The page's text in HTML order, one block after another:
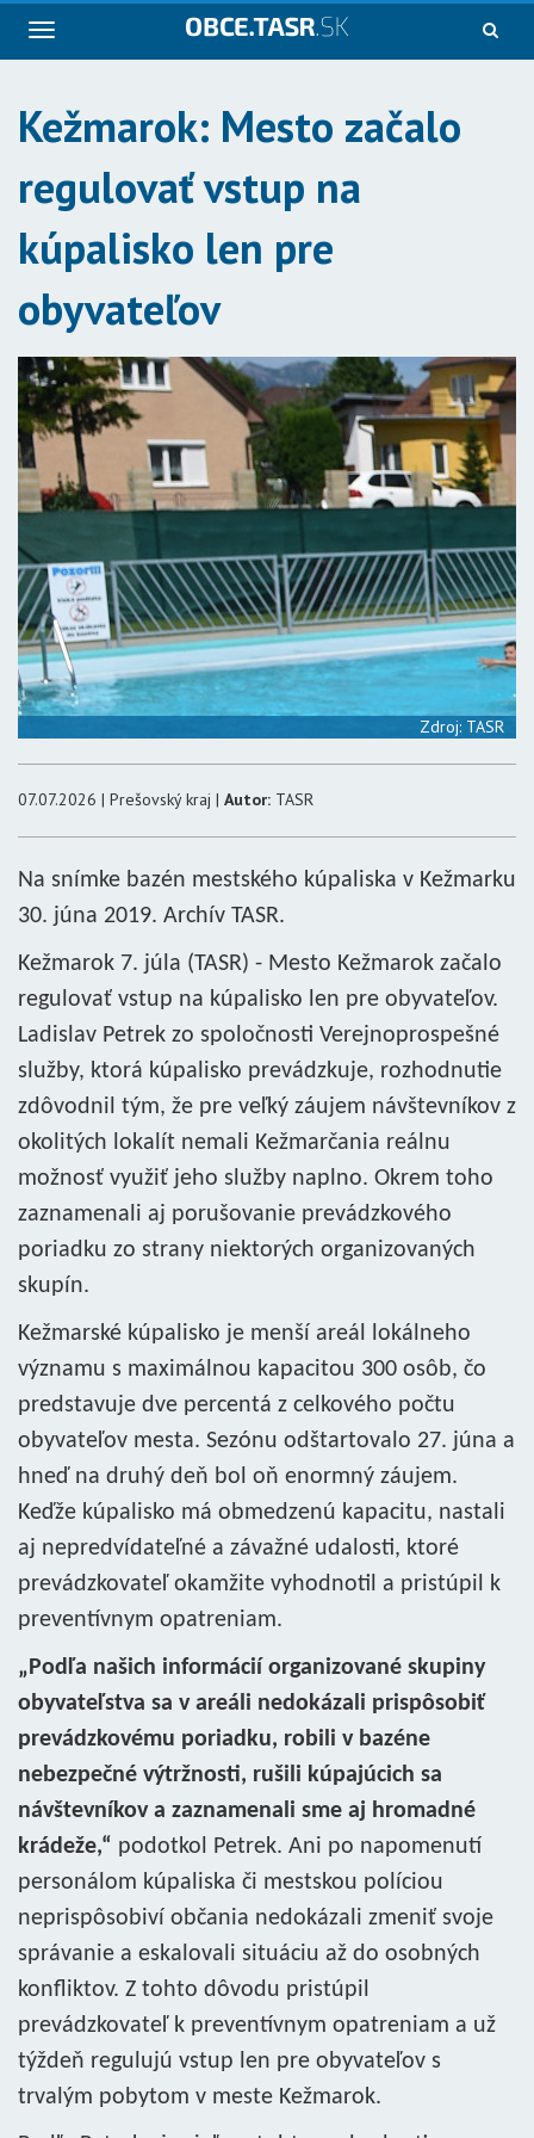
Navigácia
Kežmarok: Mesto začalo
regulovať vstup na
kúpalisko len pre
obyvateľov
Zdroj: TASR
07.07.2026 | Prešovský kraj | Autor: TASR
Na snímke bazén mestského kúpaliska v Kežmarku
30. júna 2019. Archív TASR.
Kežmarok 7. júla (TASR) - Mesto Kežmarok začalo
regulovať vstup na kúpalisko len pre obyvateľov.
Ladislav Petrek zo spoločnosti Verejnoprospešné
služby, ktorá kúpalisko prevádzkuje, rozhodnutie
zdôvodnil tým, že pre veľký záujem návštevníkov z
okolitých lokalít nemali Kežmarčania reálnu
možnosť využiť jeho služby naplno. Okrem toho
zaznamenali aj porušovanie prevádzkového
poriadku zo strany niektorých organizovaných
skupín.
Kežmarské kúpalisko je menší areál lokálneho
významu s maximálnou kapacitou 300 osôb, čo
predstavuje dve percentá z celkového počtu
obyvateľov mesta. Sezónu odštartovalo 27. júna a
hneď na druhý deň bol oň enormný záujem.
Keďže kúpalisko má obmedzenú kapacitu, nastali
aj nepredvídateľné a závažné udalosti, ktoré
prevádzkovateľ okamžite vyhodnotil a pristúpil k
preventívnym opatreniam.
„Podľa našich informácií organizované skupiny
obyvateľstva sa v areáli nedokázali prispôsobiť
prevádzkovému poriadku, robili v bazéne
nebezpečné výtržnosti, rušili kúpajúcich sa
návštevníkov a zaznamenali sme aj hromadné
krádeže,“ podotkol Petrek. Ani po napomenutí
personálom kúpaliska či mestskou políciou
neprispôsobiví občania nedokázali zmeniť svoje
správanie a eskalovali situáciu až do osobných
konfliktov. Z tohto dôvodu pristúpil
prevádzkovateľ k preventívnym opatreniam a už
týždeň regulujú vstup len pre obyvateľov s
trvalým pobytom v meste Kežmarok.